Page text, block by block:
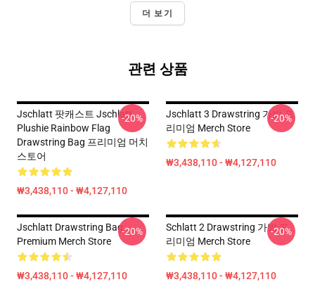
더 보기
관련 상품
Jschlatt 팟캐스트 Jschlatt
Plushie Rainbow Flag
Drawstring Bag 프리미엄 머치
스토어
₩3,438,110 - ₩4,127,110
-20%
Jschlatt 3 Drawstring 가방 프
리미엄 Merch Store
₩3,438,110 - ₩4,127,110
-20%
Jschlatt Drawstring Bag
Premium Merch Store
₩3,438,110 - ₩4,127,110
-20%
Schlatt 2 Drawstring 가방 프
리미엄 Merch Store
₩3,438,110 - ₩4,127,110
-20%